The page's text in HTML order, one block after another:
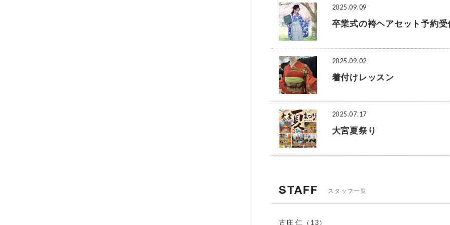
2025.09.09
卒業式の袴ヘアセット予約受
2025.09.02
着付けレッスン
2025.07.17
大宮夏祭り
STAFF スタッフ一覧
古庄 仁 （13）